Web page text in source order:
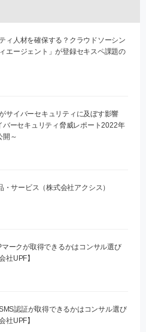
ィ人材を確保する？クラウドソーシン
エージェント」が登録セキスペ課題の
サイバーセキュリティに及ぼす影響
バーセキュリティ脅威レポート2022年
開～
・サービス（株式会社アクシス）
ークが取得できるかはコンサル選び
社UPF】
認証が取得できるかはコンサル選び
社UPF】